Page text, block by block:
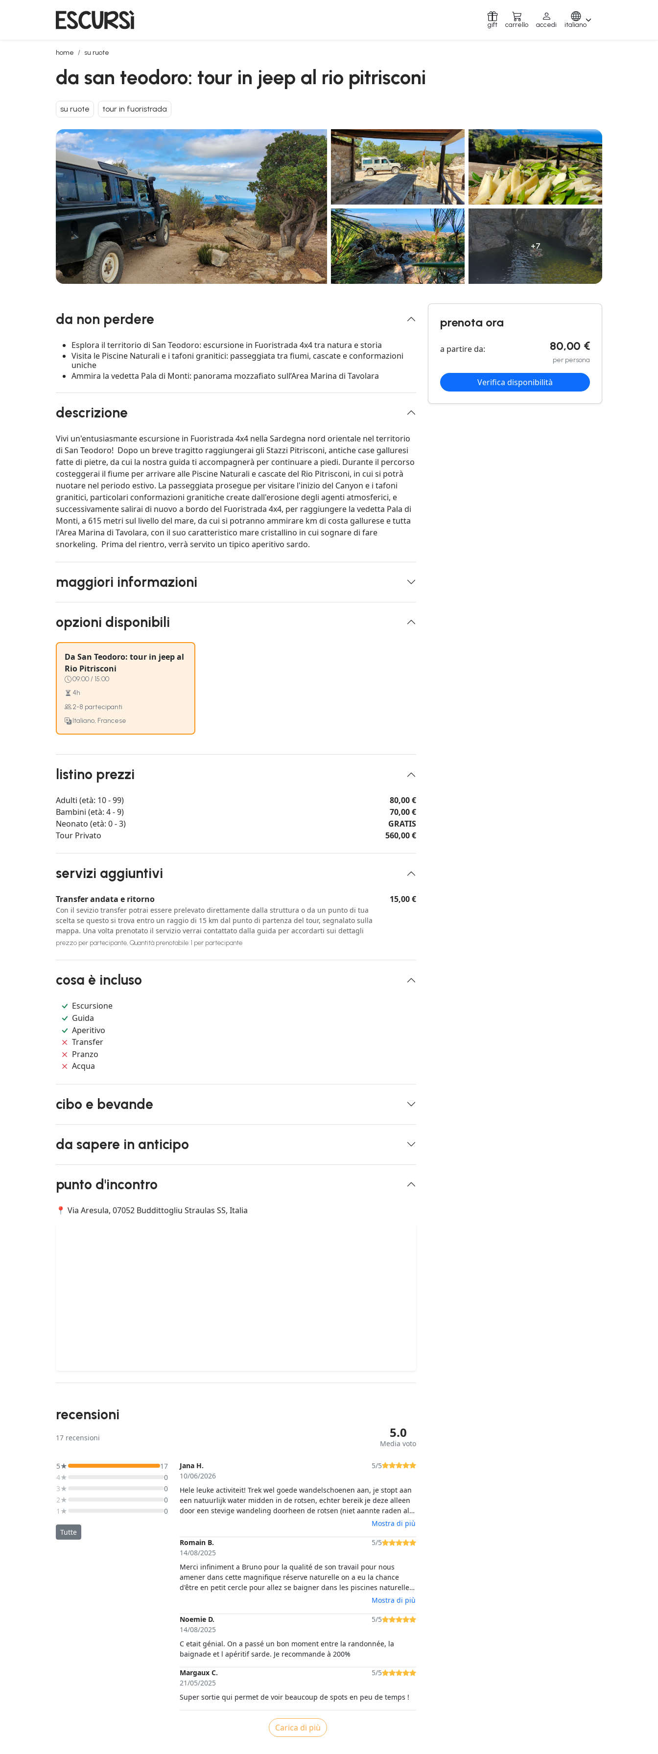
gift carrello accedi italiano
home su ruote
da san teodoro: tour in jeep al rio pitrisconi
da san teodoro: tour in jeep al rio pitrisconi
su ruote tour in fuoristrada
+7
da non perdere
Esplora il territorio di San Teodoro: escursione in Fuoristrada 4x4 tra natura e storia
Visita le Piscine Naturali e i tafoni granitici: passeggiata tra fiumi, cascate e conformazioni
uniche
Ammira la vedetta Pala di Monti: panorama mozzafiato sull’Area Marina di Tavolara
descrizione
Vivi un'entusiasmante escursione in Fuoristrada 4x4 nella Sardegna nord orientale nel territorio
di San Teodoro! Dopo un breve tragitto raggiungerai gli Stazzi Pitrisconi, antiche case galluresi
fatte di pietre, da cui la nostra guida ti accompagnerà per continuare a piedi. Durante il percorso
costeggerai il fiume per arrivare alle Piscine Naturali e cascate del Rio Pitrisconi, in cui si potrà
nuotare nel periodo estivo. La passeggiata prosegue per visitare l'inizio del Canyon e i tafoni
granitici, particolari conformazioni granitiche create dall'erosione degli agenti atmosferici, e
successivamente salirai di nuovo a bordo del Fuoristrada 4x4, per raggiungere la vedetta Pala di
Monti, a 615 metri sul livello del mare, da cui si potranno ammirare km di costa gallurese e tutta
l'Area Marina di Tavolara, con il suo caratteristico mare cristallino in cui sognare di fare
snorkeling. Prima del rientro, verrà servito un tipico aperitivo sardo.
maggiori informazioni
opzioni disponibili
Da San Teodoro: tour in jeep al
Rio Pitrisconi
09:00 / 15:00
4h
2-8 partecipanti
Italiano, Francese
listino prezzi
Adulti (età: 10 - 99)
80,00 €
Bambini (età: 4 - 9)
70,00 €
Neonato (età: 0 - 3)
GRATIS
Tour Privato
560,00 €
servizi aggiuntivi
Transfer andata e ritorno
Con il sevizio transfer potrai essere prelevato direttamente dalla struttura o da un punto di tua
scelta se questo si trova entro un raggio di 15 km dal punto di partenza del tour, segnalato sulla
mappa. Una volta prenotato il servizio verrai contattato dalla guida per accordarti sui dettagli
15,00 €
prezzo per partecipante, Quantità prenotabile: 1 per partecipante
cosa è incluso
Escursione
Guida
Aperitivo
Transfer
Pranzo
Acqua
cibo e bevande
da sapere in anticipo
punto d'incontro
📍 Via Aresula, 07052 Buddittogliu Straulas SS, Italia
recensioni
17 recensioni 5.0
Media voto
5★
17
4★
0
3★
0
2★
0
1★
0
Tutte
Jana H.
10/06/2026
5/5
Hele leuke activiteit! Trek wel goede wandelschoenen aan, je stopt aan
een natuurlijk water midden in de rotsen, echter bereik je deze alleen
door een stevige wandeling doorheen de rotsen (niet aannte raden als
je slecht ter been bent) de gids weet enorm veel over de natuur en
adembenemend view, met lokale lekkernerij. Ik zou het zeker opnieuw
doen!-
Mostra di più
Romain B.
14/08/2025
5/5
Merci infiniment a Bruno pour la qualité de son travail pour nous
amener dans cette magnifique réserve naturelle on a eu la chance
d'être en petit cercle pour allez se baigner dans les piscines naturelles
Mostra di più
Noemie D.
14/08/2025
5/5
C etait génial. On a passé un bon moment entre la randonnée, la
baignade et l apéritif sarde. Je recommande à 200%
Margaux C.
21/05/2025
5/5
Super sortie qui permet de voir beaucoup de spots en peu de temps !
Carica di più
prenota ora
a partire da: 80,00 €
per persona
Verifica disponibilità